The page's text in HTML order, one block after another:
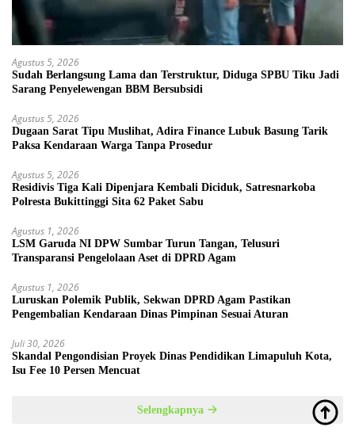
Agustus 5, 2026
Sudah Berlangsung Lama dan Terstruktur, Diduga SPBU Tiku Jadi
Sarang Penyelewengan BBM Bersubsidi
Agustus 5, 2026
Dugaan Sarat Tipu Muslihat, Adira Finance Lubuk Basung Tarik
Paksa Kendaraan Warga Tanpa Prosedur
Agustus 5, 2026
Residivis Tiga Kali Dipenjara Kembali Diciduk, Satresnarkoba
Polresta Bukittinggi Sita 62 Paket Sabu
Agustus 1, 2026
LSM Garuda NI DPW Sumbar Turun Tangan, Telusuri
Transparansi Pengelolaan Aset di DPRD Agam
Agustus 1, 2026
Luruskan Polemik Publik, Sekwan DPRD Agam Pastikan
Pengembalian Kendaraan Dinas Pimpinan Sesuai Aturan
Juli 30, 2026
Skandal Pengondisian Proyek Dinas Pendidikan Limapuluh Kota,
Isu Fee 10 Persen Mencuat
Selengkapnya